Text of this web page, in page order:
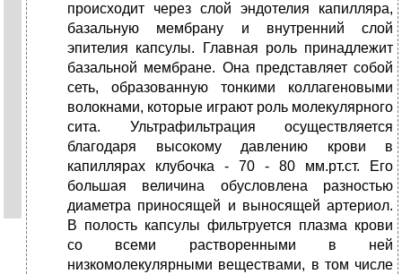
происходит через слой эндотелия капилляра,
базальную мембрану и внутренний слой
эпителия капсулы. Главная роль принадлежит
базальной мембране. Она представляет собой
сеть, образованную тонкими коллагеновыми
волокнами, которые играют роль молекулярного
сита. Ультрафильтрация осуществляется
благодаря высокому давлению крови в
капиллярах клубочка - 70 - 80 мм.рт.ст. Его
большая величина обусловлена разностью
диаметра приносящей и выносящей артериол.
В полость капсулы фильтруется плазма крови
со всеми растворенными в ней
низкомолекулярными веществами, в том числе